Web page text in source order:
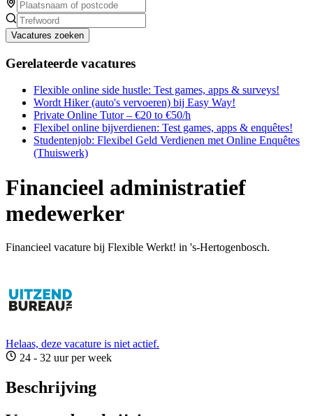
Vacatures zoeken
Gerelateerde vacatures
Flexible online side hustle: Test games, apps & surveys!
Wordt Hiker (auto's vervoeren) bij Easy Way!
Private Online Tutor – €20 to €50/h
Flexibel online bijverdienen: Test games, apps & enquêtes!
Studentenjob: Flexibel Geld Verdienen met Online Enquêtes
(Thuiswerk)
Financieel administratief
medewerker
Financieel vacature bij Flexible Werkt! in 's-Hertogenbosch.
Helaas, deze vacature is niet actief.
24 - 32 uur per week
Beschrijving